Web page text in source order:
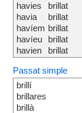
havies
havia
havíem
havíeu
havien
brillat
brillat
brillat
brillat
brillat
Passat simple
brillí
brillares
brillà